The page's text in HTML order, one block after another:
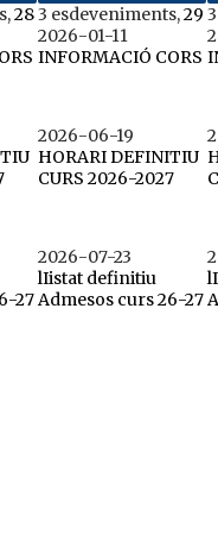
28
27
3 esdeveniments,29
2026-01-11
INFORMACIÓ CORS
2026-06-19
HORARI DEFINITIU
CURS 2026-2027
2026-07-23
lIistat definitiu
Admesos curs 26-27